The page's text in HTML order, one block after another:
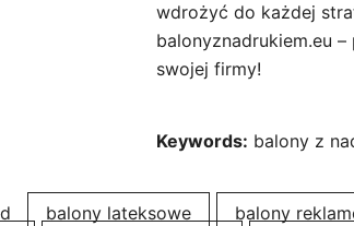
wdrożyć do każdej
balonyznadrukiem.eu
swojej firmy!
Keywords: balony z
balony lateksowe balony